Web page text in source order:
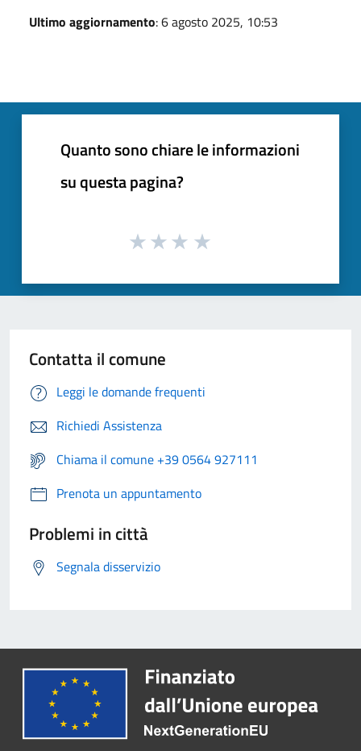
Ultimo aggiornamento: 6 agosto 2025, 10:53
Quanto sono chiare le informazioni
su questa pagina?
Contatta il comune
Leggi le domande frequenti
Richiedi Assistenza
Chiama il comune +39 0564 927111
Prenota un appuntamento
Problemi in città
Segnala disservizio